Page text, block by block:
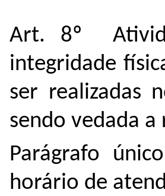
Art. 8º
integridade
ser realizadas
sendo vedada
Parágrafo
horário de